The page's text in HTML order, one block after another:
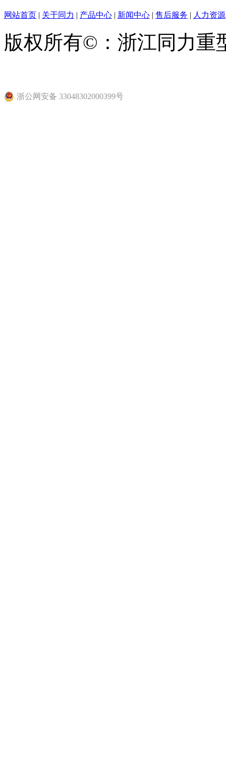
网站首页 | 关于同力 | 产品中心 | 新闻中心 | 售后服务 | 人力资源
版权所有©：浙江同力
浙公网安备 33048302000399号